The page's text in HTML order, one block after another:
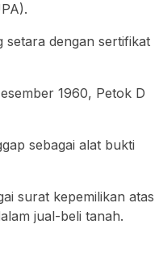
setara dengan sertifikat
1960, Petok D
sebagai alat bukti
surat kepemilikan atas
jual-beli tanah.